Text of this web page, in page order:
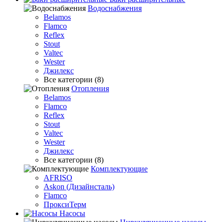
Водоснабжения
Belamos
Flamco
Reflex
Stout
Valtec
Wester
Джилекс
Все категории (8)
Отопления
Belamos
Flamco
Reflex
Stout
Valtec
Wester
Джилекс
Все категории (8)
Комплектующие
AFRISO
Askon (Дизайнсталь)
Flamco
ПроксиТерм
Насосы